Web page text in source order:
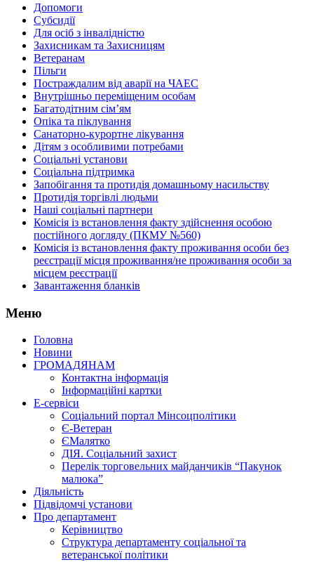
Допомоги
Субсидії
Для осіб з інвалідністю
Захисникам та Захисницям
Ветеранам
Пільги
Постраждалим від аварії на ЧАЕС
Внутрішньо переміщеним особам
Багатодітним сім’ям
Опіка та піклування
Санаторно-курортне лікування
Дітям з особливими потребами
Соціальні установи
Соціальна підтримка
Запобігання та протидія домашньому насильству
Протидія торгівлі людьми
Наші соціальні партнери
Комісія із встановлення факту здійснення особою
постійного догляду (ПКМУ №560)
Комісія із встановлення факту проживання особи без
реєстрації місця проживання/не проживання особи за
місцем реєстрації
Завантаження бланків
Меню
Головна
Новини
ГРОМАДЯНАМ
Контактна інформація
Інформаційні картки
Е-сервіси
Соціальний портал Мінсоцполітики
Є-Ветеран
ЄМалятко
ДІЯ. Соціальний захист
Перелік торговельних майданчиків “Пакунок
малюка”
Діяльність
Підвідомчі установи
Про департамент
Керівництво
Структура департаменту соціальної та
ветеранської політики